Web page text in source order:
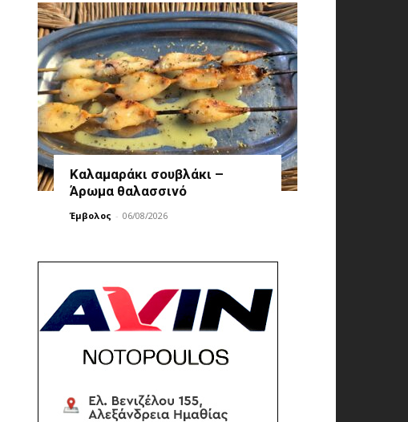
Καλαμαράκι σουβλάκι –
Άρωμα θαλασσινό
Έμβολος - 06/08/2026